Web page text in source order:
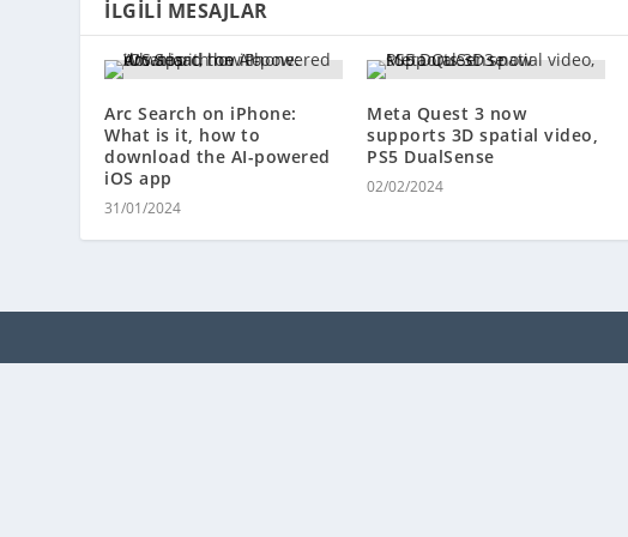
İLGILI MESAJLAR
Arc Search on iPhone:
What is it, how to
download the AI-powered
iOS app
31/01/2024
Meta Quest 3 now
supports 3D spatial video,
PS5 DualSense
02/02/2024